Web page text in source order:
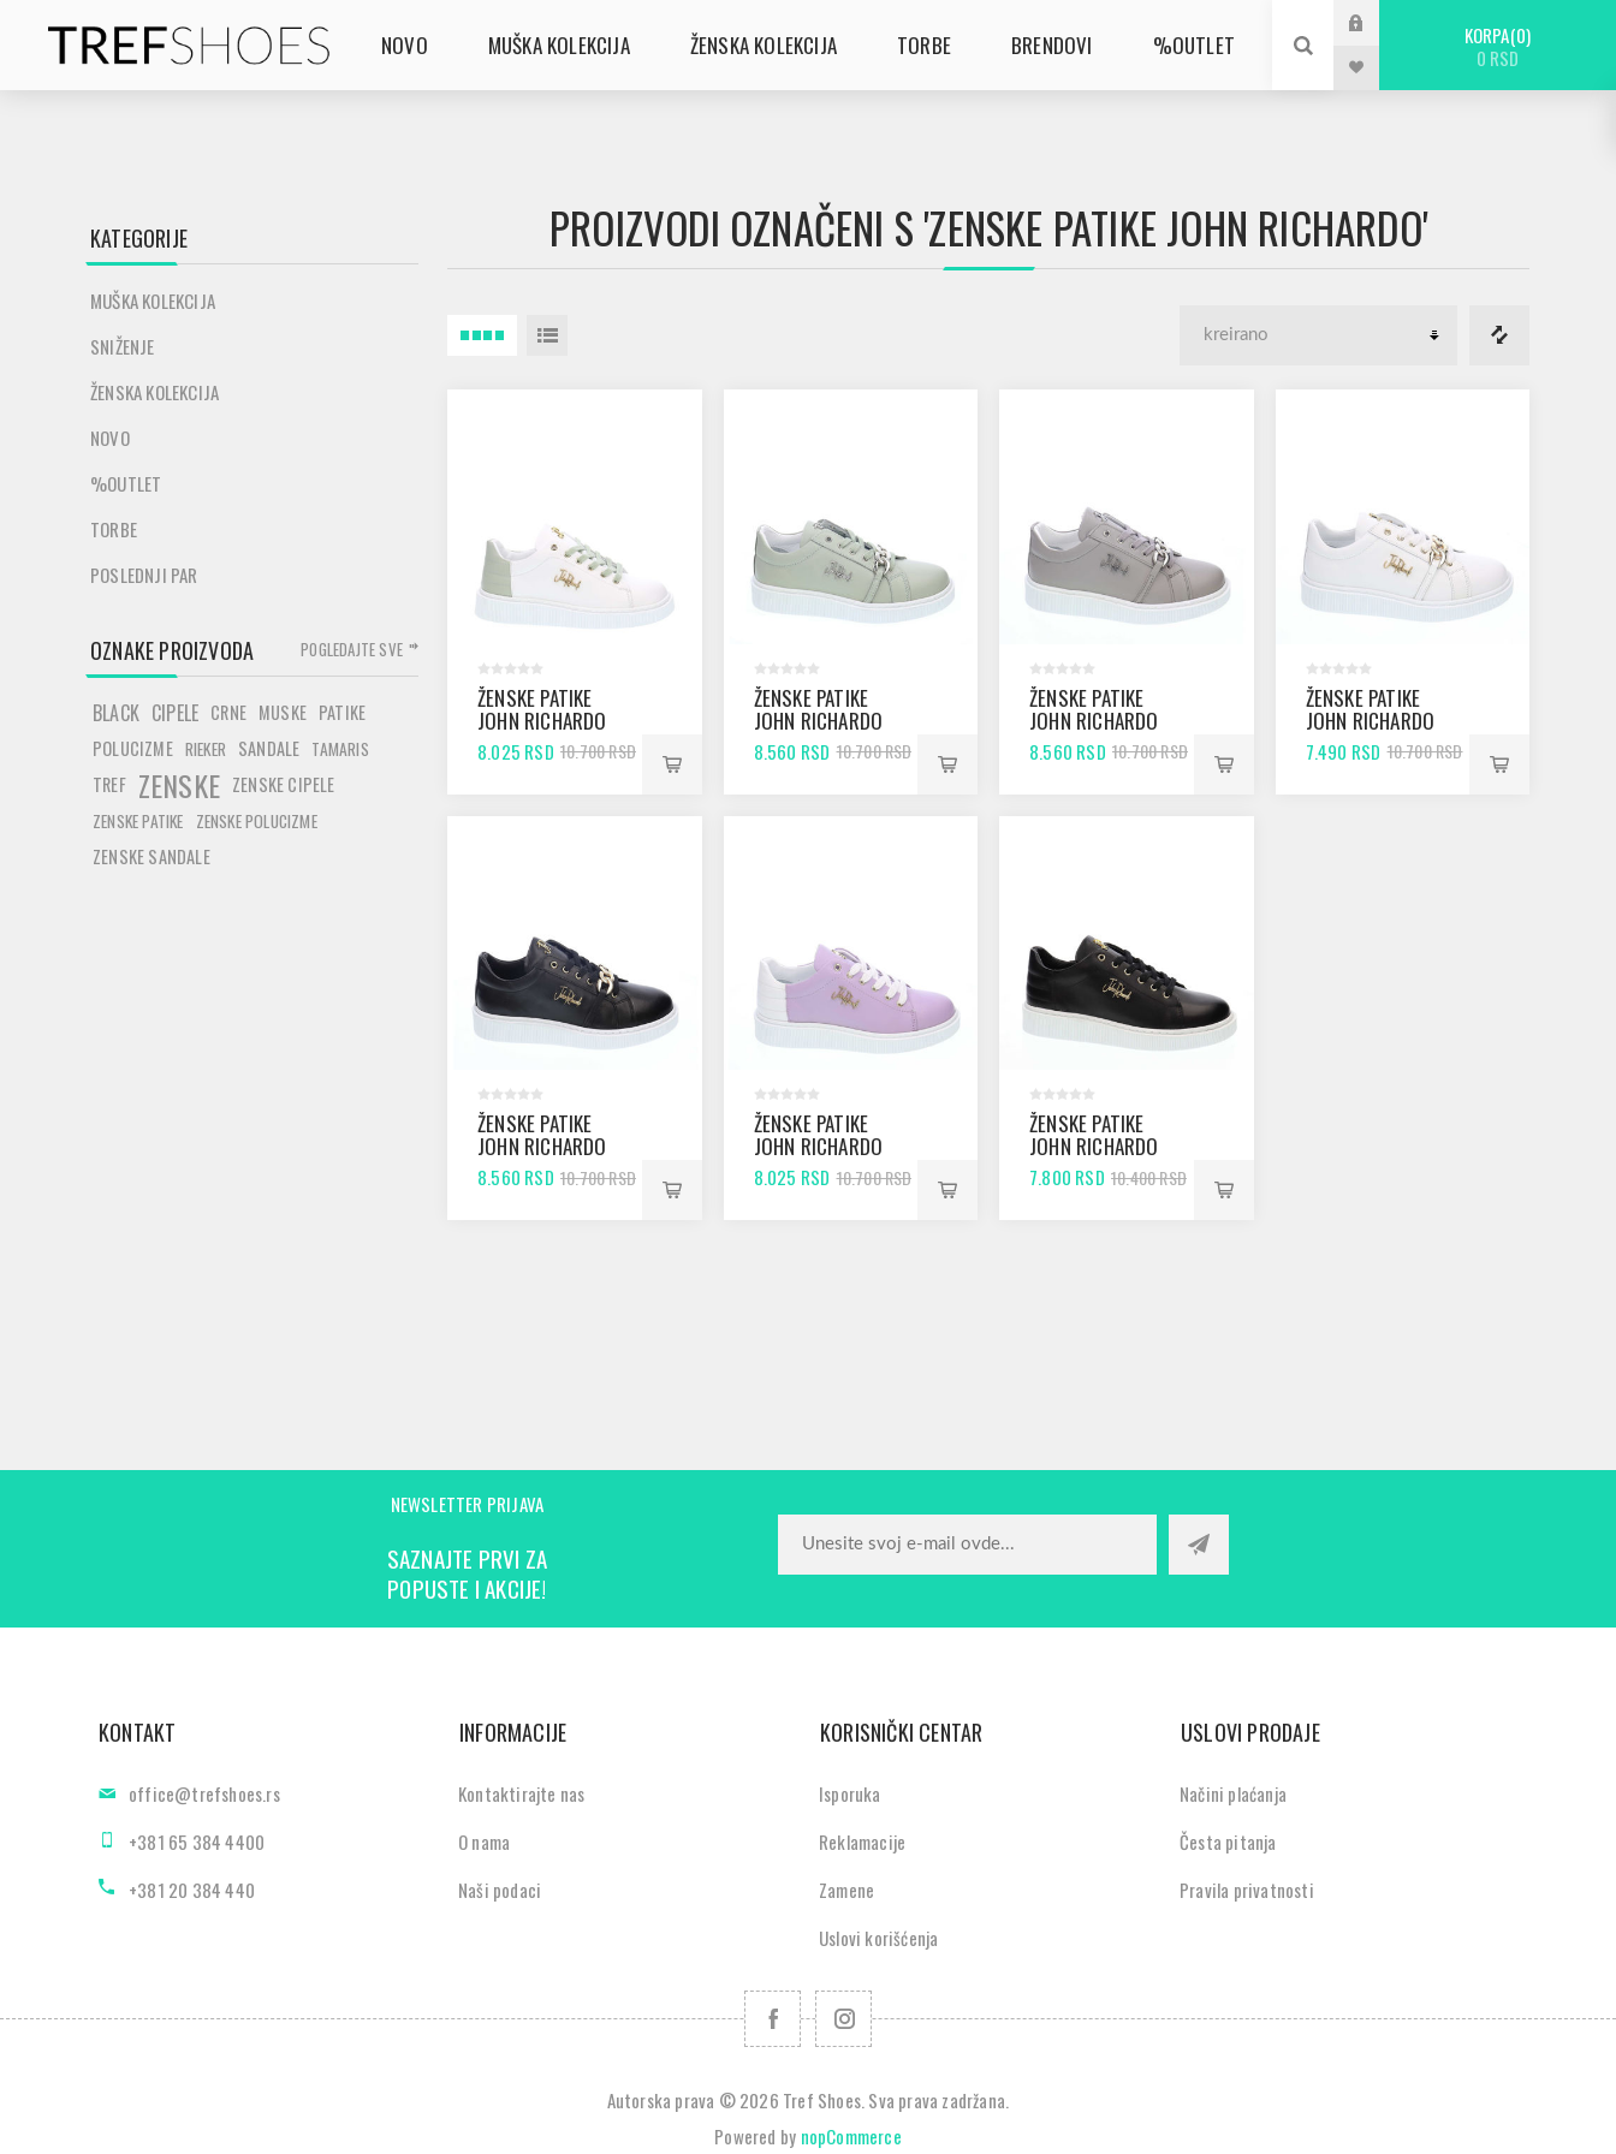
NOVO MUŠKA KOLEKCIJA ŽENSKA KOLEKCIJA TORBE BRENDOVI %OUTLET KORPA 0
0 RSD
PROIZVODI OZNAČENI S 'ZENSKE PATIKE JOHN RICHARDO'
ŽENSKE PATIKE
JOHN RICHARDO
656 WHITE
8.025 RSD 10.700 RSD
ŽENSKE PATIKE
JOHN RICHARDO
674 GREEN
8.560 RSD 10.700 RSD
ŽENSKE PATIKE
JOHN RICHARDO
674 GREY
8.560 RSD 10.700 RSD
ŽENSKE PATIKE
JOHN RICHARDO
674 WHITE
7.490 RSD 10.700 RSD
ŽENSKE PATIKE
JOHN RICHARDO
674 BLACK
8.560 RSD 10.700 RSD
ŽENSKE PATIKE
JOHN RICHARDO
656 PURPLE
8.025 RSD 10.700 RSD
ŽENSKE PATIKE
JOHN RICHARDO
656 BLACK
7.800 RSD 10.400 RSD
KATEGORIJE
MUŠKA KOLEKCIJA
SNIŽENJE
ŽENSKA KOLEKCIJA
NOVO
%OUTLET
TORBE
POSLEDNJI PAR
OZNAKE PROIZVODA
BLACK CIPELE CRNE MUSKE PATIKE
POLUCIZME RIEKER SANDALE TAMARIS
TREF ZENSKE ZENSKE CIPELE
ZENSKE PATIKE ZENSKE POLUCIZME
ZENSKE SANDALE
POGLEDAJTE SVE
NEWSLETTER PRIJAVA
SAZNAJTE PRVI ZA
POPUSTE I AKCIJE!
KONTAKT
office@trefshoes.rs
+381 65 384 4400
+381 20 384 440
INFORMACIJE
Kontaktirajte nas
O nama
Naši podaci
KORISNIČKI CENTAR
Isporuka
Reklamacije
Zamene
Uslovi korišćenja
USLOVI PRODAJE
Načini plaćanja
Česta pitanja
Pravila privatnosti
Autorska prava © 2026 Tref Shoes. Sva prava zadržana.
Powered by nopCommerce